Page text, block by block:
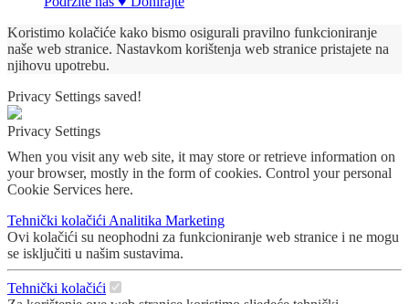
Koristimo kolačiće kako bismo osigurali pravilno funkcioniranje
naše web stranice. Nastavkom korištenja web stranice pristajete na
njihovu upotrebu.
Privacy Settings saved!
Privacy Settings
When you visit any web site, it may store or retrieve information on
your browser, mostly in the form of cookies. Control your personal
Cookie Services here.
Tehnički kolačići Analitika Marketing
Ovi kolačići su neophodni za funkcioniranje web stranice i ne mogu
se isključiti u našim sustavima.
Tehnički kolačići